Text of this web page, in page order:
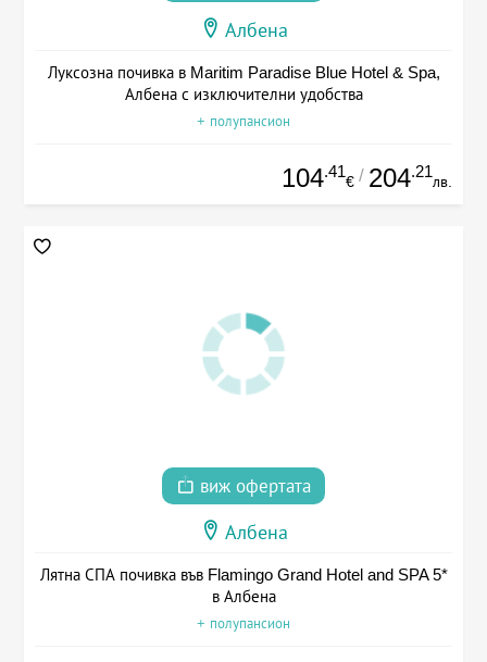
Албена
Луксозна почивка в Maritim Paradise Blue Hotel & Spa,
Албена с изключителни удобства
+ полупансион
104.41
€ / 204.21
лв.
виж офертата
Албена
Лятна СПА почивка във Flamingo Grand Hotel and SPA 5*
в Албена
+ полупансион